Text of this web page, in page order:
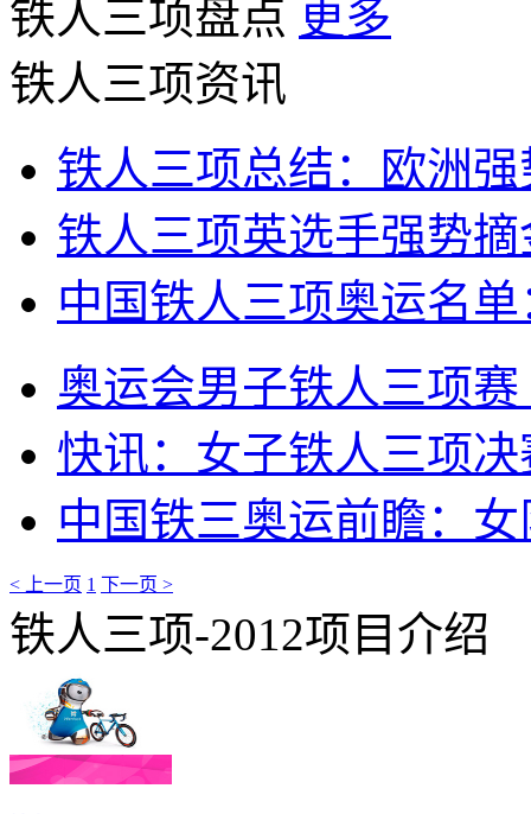
铁人三项盘点 更多
铁人三项资讯
铁人三项总结：欧洲
铁人三项英选手强势
中国铁人三项奥运名
奥运会男子铁人三项
快讯：女子铁人三项
中国铁三奥运前瞻：
< 上一页 1 下一页 >
铁人三项-2012项目介绍